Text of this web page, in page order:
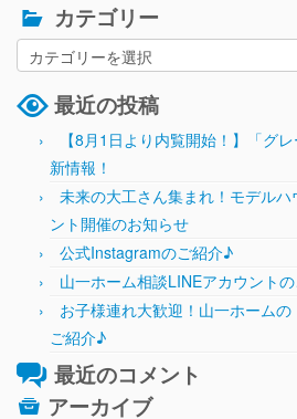
カテゴリー
最近の投稿
【8月1日より内覧開始！】「グ
新情報！
未来の大工さん集まれ！モデル
ント開催のお知らせ
公式Instagramのご紹介♪
山一ホーム相談LINEアカウント
お子様連れ大歓迎！山一ホーム
ご紹介♪
最近のコメント
アーカイブ